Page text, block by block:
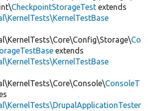
CheckpointStorageTest extends
Co
extends
ConsoleT